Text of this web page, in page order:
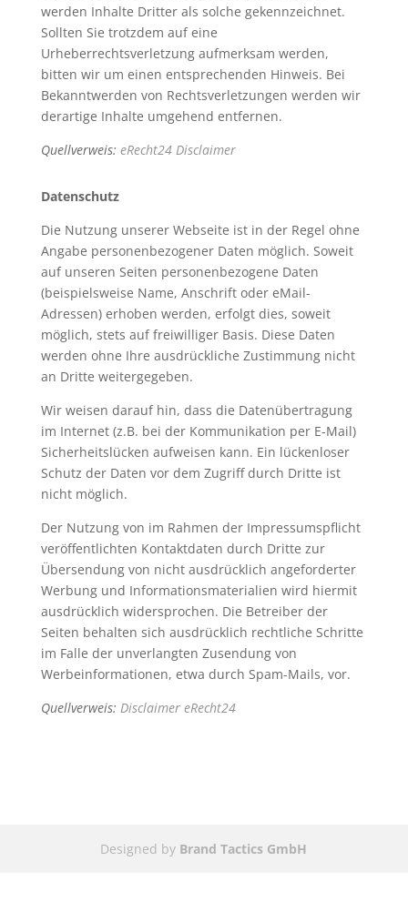
werden Inhalte Dritter als solche gekennzeichnet.
Sollten Sie trotzdem auf eine
Urheberrechtsverletzung aufmerksam werden,
bitten wir um einen entsprechenden Hinweis. Bei
Bekanntwerden von Rechtsverletzungen werden wir
derartige Inhalte umgehend entfernen.
Quellverweis: eRecht24 Disclaimer
Datenschutz
Die Nutzung unserer Webseite ist in der Regel ohne
Angabe personenbezogener Daten möglich. Soweit
auf unseren Seiten personenbezogene Daten
(beispielsweise Name, Anschrift oder eMail-
Adressen) erhoben werden, erfolgt dies, soweit
möglich, stets auf freiwilliger Basis. Diese Daten
werden ohne Ihre ausdrückliche Zustimmung nicht
an Dritte weitergegeben.
Wir weisen darauf hin, dass die Datenübertragung
im Internet (z.B. bei der Kommunikation per E-Mail)
Sicherheitslücken aufweisen kann. Ein lückenloser
Schutz der Daten vor dem Zugriff durch Dritte ist
nicht möglich.
Der Nutzung von im Rahmen der Impressumspflicht
veröffentlichten Kontaktdaten durch Dritte zur
Übersendung von nicht ausdrücklich angeforderter
Werbung und Informationsmaterialien wird hiermit
ausdrücklich widersprochen. Die Betreiber der
Seiten behalten sich ausdrücklich rechtliche Schritte
im Falle der unverlangten Zusendung von
Werbeinformationen, etwa durch Spam-Mails, vor.
Quellverweis: Disclaimer eRecht24
Designed by Brand Tactics GmbH